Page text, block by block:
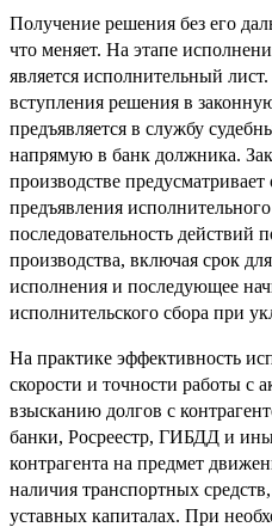
Получение решения без его
что меняет. На этапе
является исполнительный
вступления решения в
предъявляется в службу
напрямую в банк должника.
производстве
предъявления
последовательность действий
производства, включая срок
исполнения и последующее
исполнительского сбора при
На практике эффективность
скорости и точности работы с
взысканию долгов с
банки, Росреестр, ГИБДД и
контрагента на предмет
наличия транспортных
уставных капиталах. При